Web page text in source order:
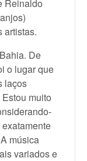
Reinaldo
artistas.
De
o lugar que
laços
muito
música
variados e